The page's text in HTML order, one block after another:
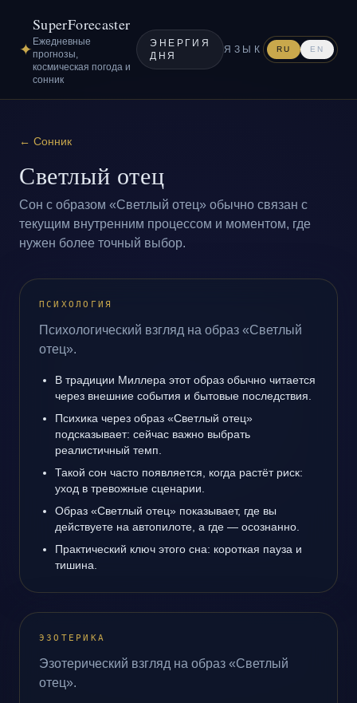
✦
SuperForecaster
Ежедневные
прогнозы,
космическая погода и
сонник
ЭНЕРГИЯ
ДНЯ
ЯЗЫК RU EN
← Сонник
Светлый отец
Сон с образом «Светлый отец» обычно связан с
текущим внутренним процессом и моментом, где
нужен более точный выбор.
ПСИХОЛОГИЯ
Психологический взгляд на образ «Светлый
отец».
В традиции Миллера этот образ обычно читается
через внешние события и бытовые последствия.
Психика через образ «Светлый отец»
подсказывает: сейчас важно выбрать
реалистичный темп.
Такой сон часто появляется, когда растёт риск:
уход в тревожные сценарии.
Образ «Светлый отец» показывает, где вы
действуете на автопилоте, а где — осознанно.
Практический ключ этого сна: короткая пауза и
тишина.
ЭЗОТЕРИКА
Эзотерический взгляд на образ «Светлый
отец».